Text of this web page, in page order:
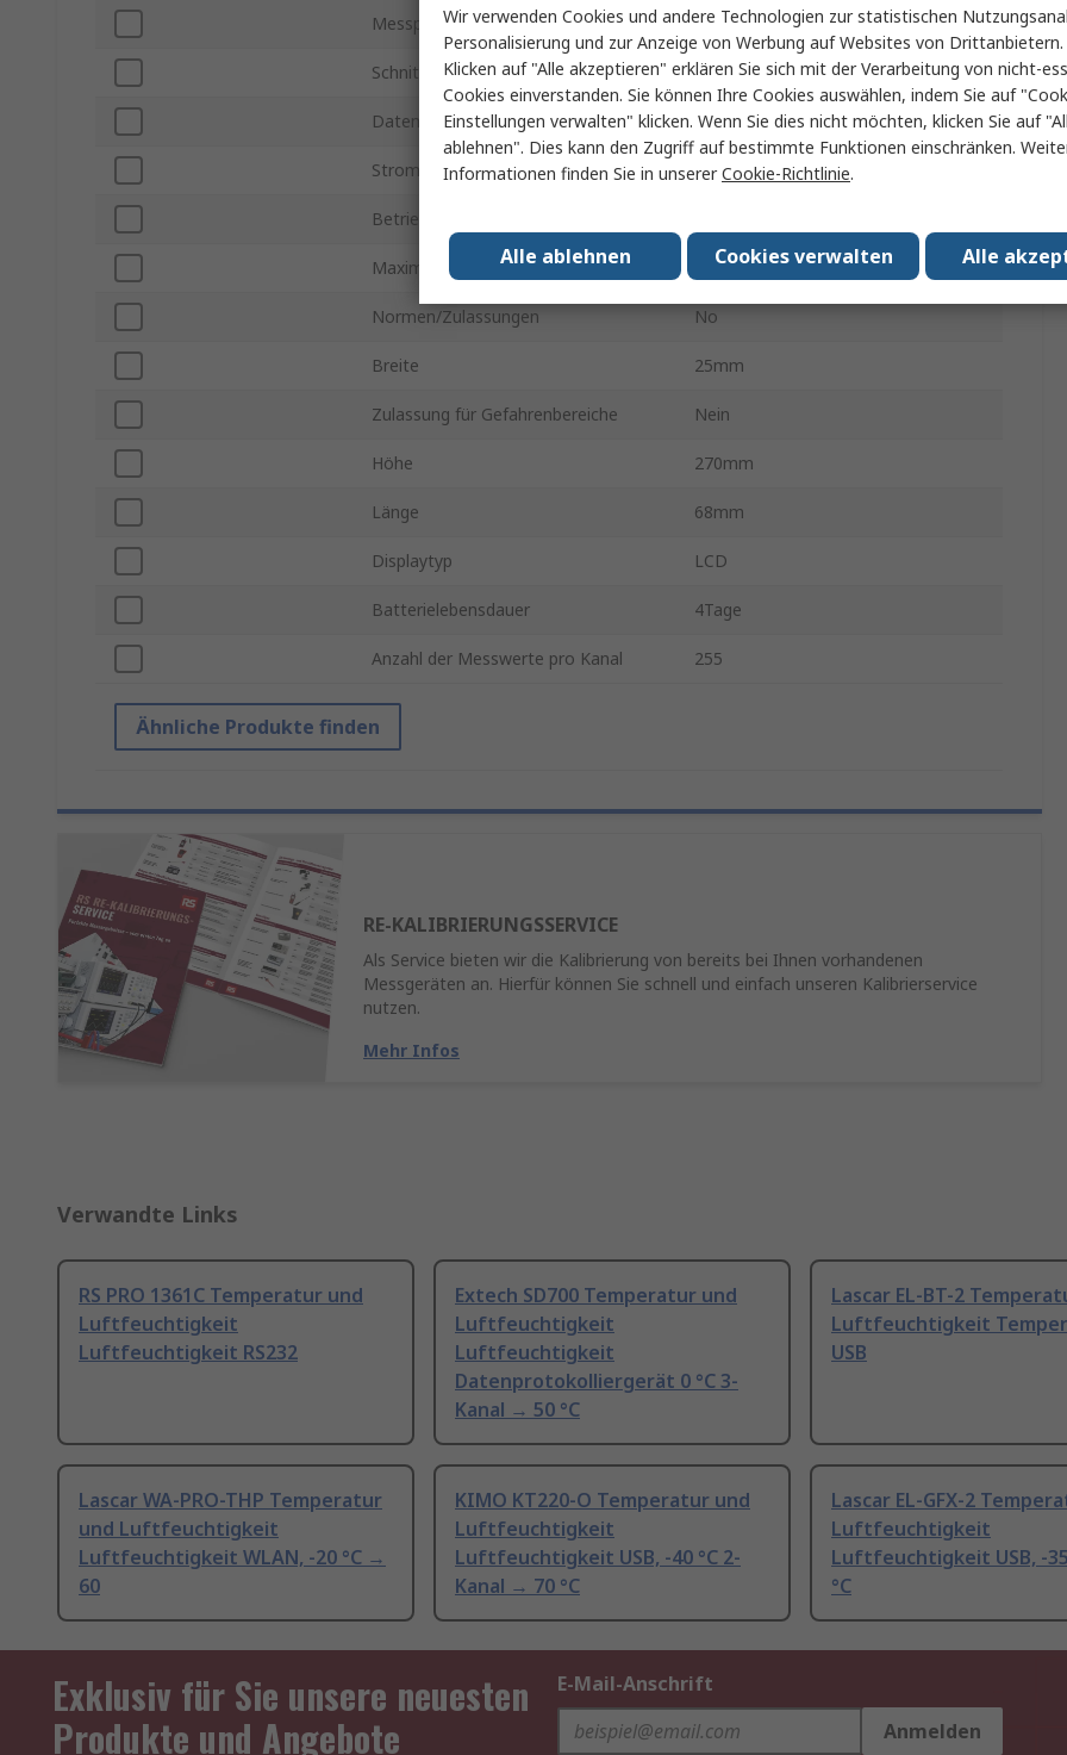
Messparameter Luftfeuchtigkeit, Temperatur
Schnittstellentyp RS232
Datenlogger-Typ Temperatur und Luftfeuchtigkeit
Stromversorgung Batterie
Betriebstemperatur min.
Maximale Betriebstemperatur 60°C
Normen/Zulassungen No
Breite 25mm
Zulassung für Gefahrenbereiche Nein
Höhe 270mm
Länge 68mm
Displaytyp LCD
Batterielebensdauer 4Tage
Anzahl der Messwerte pro Kanal 255
Ähnliche Produkte finden
RE-KALIBRIERUNGSSERVICE
Als Service bieten wir die Kalibrierung von bereits bei Ihnen vorhandenen
Messgeräten an. Hierfür können Sie schnell und einfach unseren Kalibrierservice
nutzen.
Mehr Infos
Verwandte Links
RS PRO 1361C Temperatur und
Luftfeuchtigkeit
Luftfeuchtigkeit RS232
Extech SD700 Temperatur und
Luftfeuchtigkeit
Luftfeuchtigkeit
Datenprotokolliergerät 0 °C 3-
Kanal → 50 °C
Lascar EL-BT-2
Luftfeuchtigkeit
USB
Lascar WA-PRO-THP Temperatur
und Luftfeuchtigkeit
Luftfeuchtigkeit WLAN, -20 °C →
60
KIMO KT220-O Temperatur und
Luftfeuchtigkeit
Luftfeuchtigkeit USB, -40 °C 2-
Kanal → 70 °C
Lascar EL-GFX-2
Luftfeuchtigkeit
Luftfeuchtigkeit USB, -
°C
Exklusiv für Sie unsere neuesten
Produkte und Angebote
E-Mail-Anschrift
Anmelden
Wir verwenden Cookies und andere Technologien zur statistischen
Personalisierung und zur Anzeige von Werbung auf Websites von
Klicken auf "Alle akzeptieren" erklären Sie sich mit der Verarbeitung von nicht-
Cookies einverstanden. Sie können Ihre Cookies auswählen, indem Sie auf
Einstellungen verwalten" klicken. Wenn Sie dies nicht möchten, klicken Sie auf
ablehnen". Dies kann den Zugriff auf bestimmte Funktionen einschränken.
Informationen finden Sie in unsererCookie-Richtlinie.
Alle
Cookies verwalten
Alle ablehnen